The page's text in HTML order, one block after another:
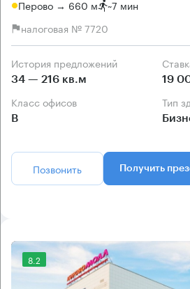
Перово → 660 м ~7 мин
налоговая № 7720
История предложений
34 — 216 кв.м 19
Класс офисов
B
Тип
Позвонить Получить
8.2